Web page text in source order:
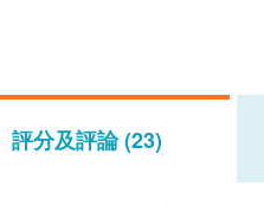
評分及評論 (23)